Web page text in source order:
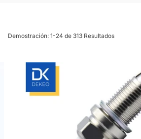
Demostración: 1-24 de 313 Resultados